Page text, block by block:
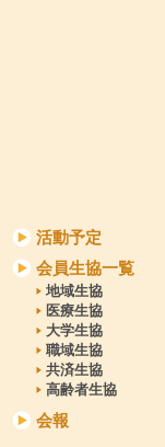
活動予定
会員生協一覧
地域生協
医療生協
大学生協
職域生協
共済生協
高齢者生協
会報